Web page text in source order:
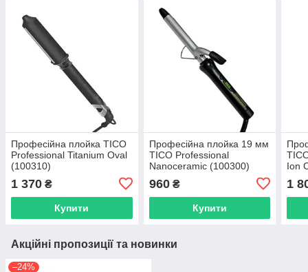
Професійна плойка TICO
Professional Titanium Oval
(100310)
1 370 ₴
Купити
Професійна плойка 19 мм
TICO Professional
Nanoceramic (100300)
960₴
Купити
Ion
1
Акційні пропозиції та новинки
–24%